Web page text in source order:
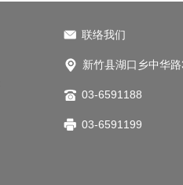
联络我们
新竹县湖口乡中华
03-6591188
03-6591199